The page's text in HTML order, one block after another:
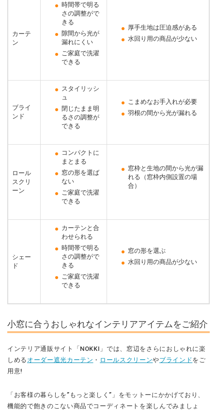
カーテ
ン
時間帯で明る
さの調整がで
きる
隙間から光が
漏れにくい
ご家庭で洗濯
できる
厚手生地は圧迫感がある
水回り用の商品が少ない
ブライ
ンド
スタイリッシ
ュ
閉じたまま明
るさの調整が
できる
こまめなお手入れが必要
羽根の間から光が漏れる
ロール
スクリ
ーン
コンパクトに
まとまる
窓の形を選ば
ない
ご家庭で洗濯
できる
窓枠と生地の間から光が漏
れる（窓枠内側設置の場
合）
シェー
ド
カーテンと合
わせられる
時間帯で明る
さの調整がで
きる
ご家庭で洗濯
できる
窓の形を選ぶ
水回り用の商品が少ない
小窓に合うおしゃれなインテリアアイテムをご紹介
インテリア通販サイト「NOKKI」では、窓辺をさらにおしゃれに楽
しめる オーダー遮光カーテン ・ ロールスクリーンやブラインドをご
用意!
「お客様の暮らしを”もっと楽しく”」をモットーにかかげており、
機能的で飽きのこない商品でコーディネートを楽しんでみましょ